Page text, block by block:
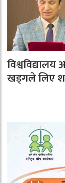
खड्गले लिए